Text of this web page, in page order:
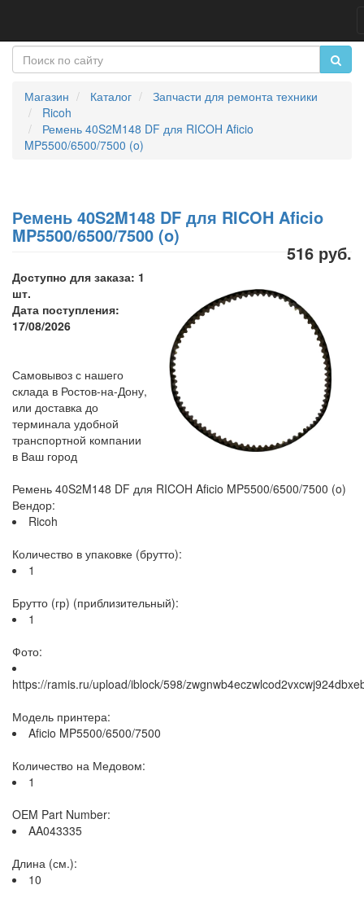
Магазин Каталог
Запчасти для ремонта техники
Ricoh
Ремень 40S2M148 DF для RICOH Aficio
MP5500/6500/7500 (o)
Ремень 40S2M148 DF для RICOH Aficio
MP5500/6500/7500 (o)
516 руб.
Доступно для заказа: 1
шт.
Дата поступления:
17/08/2026
Самовывоз с нашего
склада в Ростов-на-Дону,
или доставка до
терминала удобной
транспортной компании
в Ваш город
Ремень 40S2M148 DF для RICOH Aficio MP5500/6500/7500 (o)
Вендор:
Ricoh
Количество в упаковке (брутто):
1
Брутто (гр) (приблизительный):
1
Фото:
https://ramis.ru/upload/iblock/598/
Модель принтера:
Aficio MP5500/6500/7500
Количество на Медовом:
1
OEM Part Number:
AA043335
Длина (см.):
10